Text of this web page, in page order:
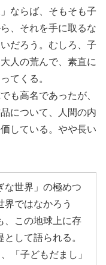
ならば、そもそも子
、それを手に取るな
だろう。むしろ、子
人の荒んで、素直に
てくる。
も高名であったが、
について、人間の内
している。やや長い
世界」の極めつ
界ではなかろう
、この地球上に存
して語られる。
「子どもだまし」